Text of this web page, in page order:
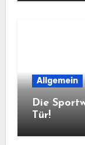
Allgemein
Die
Tür!